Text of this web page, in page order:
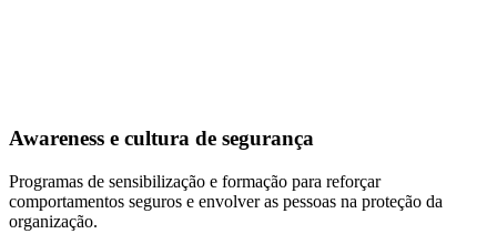
Awareness e cultura de segurança
Programas de sensibilização e formação para reforçar
comportamentos seguros e envolver as pessoas na proteção da
organização.